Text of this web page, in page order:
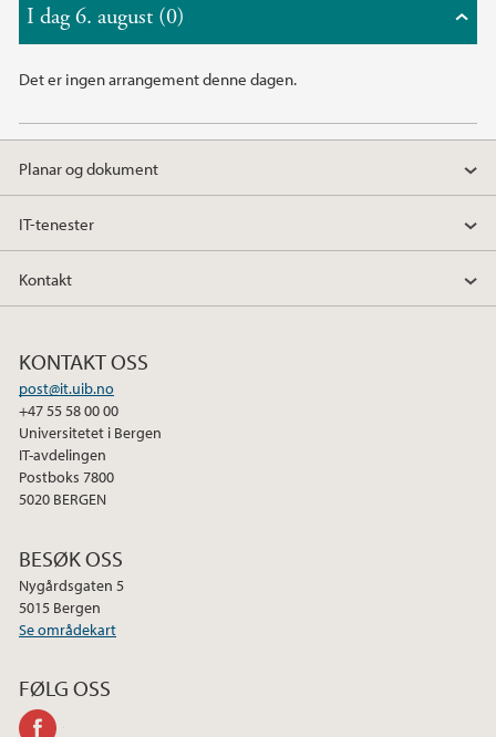
I dag 6. august (0)
Det er ingen arrangement denne dagen.
Planar og dokument
IT-tenester
Kontakt
KONTAKT OSS
post@it.uib.no
+47 55 58 00 00
Universitetet i Bergen
IT-avdelingen
Postboks 7800
5020 BERGEN
BESØK OSS
Nygårdsgaten 5
5015 Bergen
Se områdekart
FØLG OSS